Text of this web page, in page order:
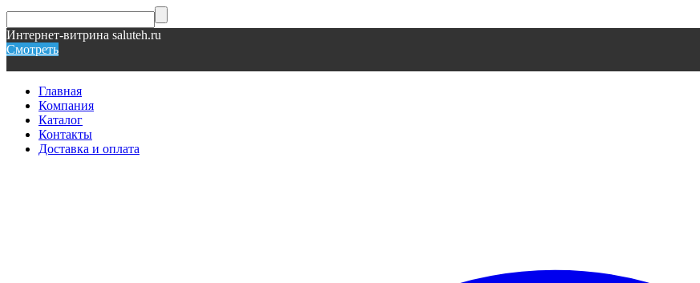
Интернет-витрина saluteh.ru
Смотреть
Главная
Компания
Каталог
Контакты
Доставка и оплата